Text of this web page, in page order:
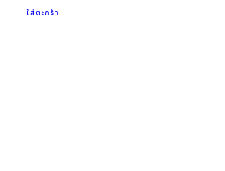
ใส่ตะกร้า